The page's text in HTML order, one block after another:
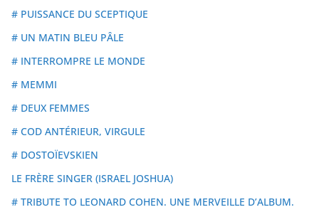
# PUISSANCE DU SCEPTIQUE
# UN MATIN BLEU PÂLE
# INTERROMPRE LE MONDE
# MEMMI
# DEUX FEMMES
# COD ANTÉRIEUR, VIRGULE
# DOSTOÏEVSKIEN
LE FRÈRE SINGER (ISRAEL JOSHUA)
# TRIBUTE TO LEONARD COHEN. UNE MERVEILLE D’ALBUM.